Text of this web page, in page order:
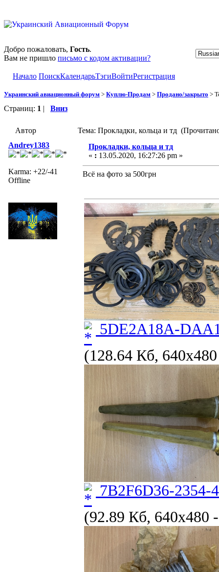
Добро пожаловать, Гость.
Вам не пришло письмо с кодом активации?
Начало ПоискКалендарьТэгиВойтиРегистрация
Украинский авиационный форум > Куплю-Продам > Продано/закрыто >
Страниц: 1 | Вниз
Автор
Тема: Прокладки, кольца и тд
Andrey1383
Karma: +22/-41
Offline
Прокладки, кольца и тд
« : 13.05.2020, 16:27:26 pm »
Всё на фото за 500грн
5DE2A18A-
(128.64 Кб,
7B2F6D36-2354-
(92.89 Кб, 640x480